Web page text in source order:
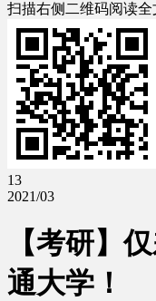
扫描右侧二维码阅读全
13
2021/03
【考研】
通大学！